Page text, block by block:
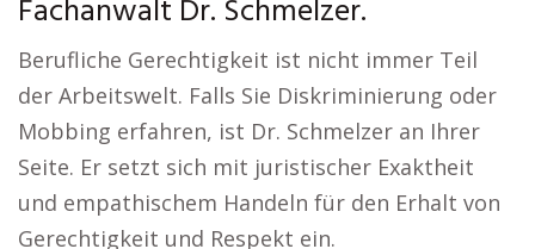
Fachanwalt Dr. Schmelzer.
Berufliche Gerechtigkeit ist nicht immer Teil
der Arbeitswelt. Falls Sie Diskriminierung oder
Mobbing erfahren, ist Dr. Schmelzer an Ihrer
Seite. Er setzt sich mit juristischer Exaktheit
und empathischem Handeln für den Erhalt von
Gerechtigkeit und Respekt ein.